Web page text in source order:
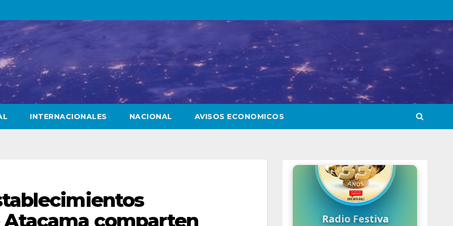
INTERNACIONALES NACIONAL AVISOS ECONOMICOS
comparten